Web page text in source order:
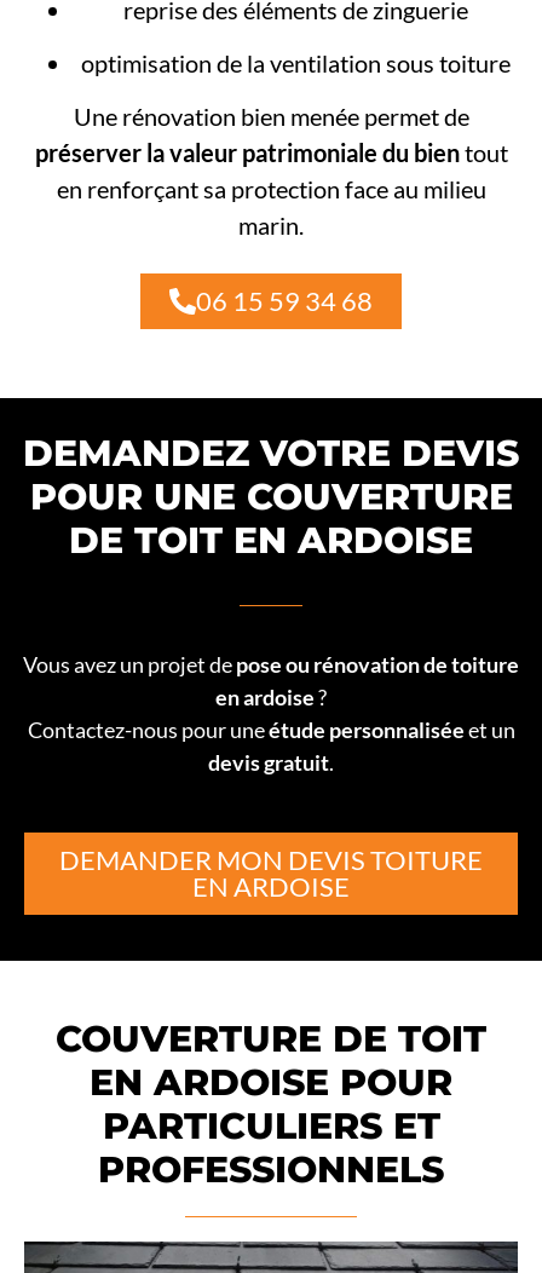
reprise des éléments de zinguerie
optimisation de la ventilation sous toiture
Une rénovation bien menée permet de
préserver la valeur patrimoniale du bientout
en renforçant sa protection face au milieu
marin.
06 15 59 34 68
DEMANDEZ VOTRE DEVIS
POUR UNE COUVERTURE
DE TOIT EN ARDOISE
Vous avez un projet depose ou rénovation de toiture
en ardoise?
Contactez-nous pour uneétude personnaliséeet un
devis gratuit.
DEMANDER MON DEVIS TOITURE
EN ARDOISE
COUVERTURE DE TOIT
EN ARDOISE POUR
PARTICULIERS ET
PROFESSIONNELS